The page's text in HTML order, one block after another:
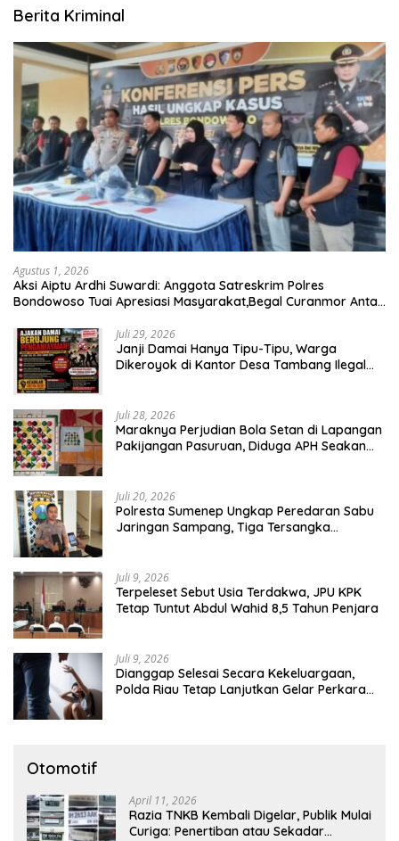
Berita Kriminal
Agustus 1, 2026
Aksi Aiptu Ardhi Suwardi: Anggota Satreskrim Polres
Bondowoso Tuai Apresiasi Masyarakat,Begal Curanmor Antar
Juli 29, 2026
Janji Damai Hanya Tipu-Tipu, Warga
Dikeroyok di Kantor Desa Tambang Ilegal
Juli 28, 2026
Maraknya Perjudian Bola Setan di Lapangan
Pakijangan Pasuruan, Diduga APH Seakan
Juli 20, 2026
Polresta Sumenep Ungkap Peredaran Sabu
Jaringan Sampang, Tiga Tersangka
Juli 9, 2026
Terpeleset Sebut Usia Terdakwa, JPU KPK
Tetap Tuntut Abdul Wahid 8,5 Tahun Penjara
Juli 9, 2026
Dianggap Selesai Secara Kekeluargaan,
Polda Riau Tetap Lanjutkan Gelar Perkara
Otomotif
April 11, 2026
Razia TNKB Kembali Digelar, Publik Mulai
Curiga: Penertiban atau Sekadar